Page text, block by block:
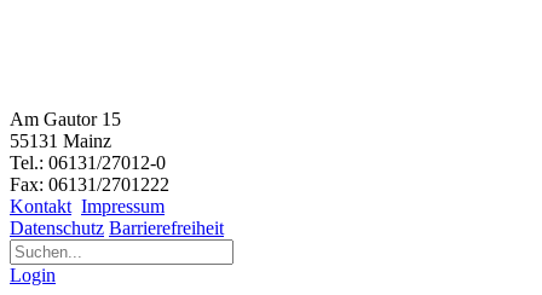
Am Gautor 15
55131 Mainz
Tel.: 06131/27012-0
Fax: 06131/2701222
Kontakt Impressum
Datenschutz Barrierefreiheit
Login